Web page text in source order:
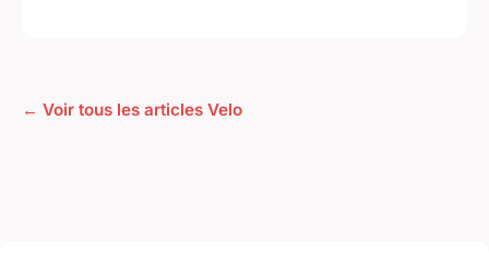
← Voir tous les articles Velo